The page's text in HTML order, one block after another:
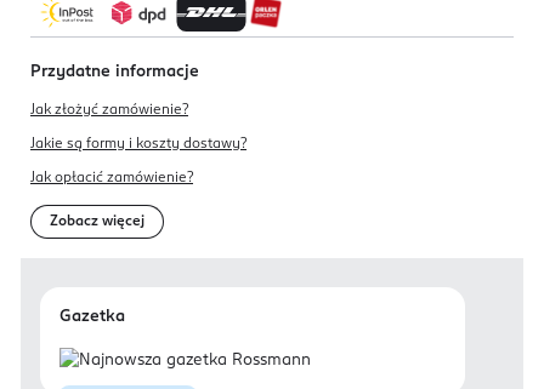
Przydatne informacje
Jak złożyć zamówienie?
Jakie są formy i koszty dostawy?
Jak opłacić zamówienie?
Zobacz więcej
Gazetka